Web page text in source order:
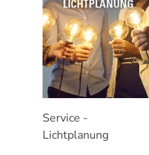
Service -
Lichtplanung